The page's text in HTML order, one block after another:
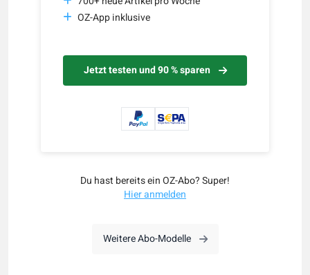
OZ-App inklusive
Jetzt testen und 90 % sparen
Du hast bereits ein OZ-Abo? Super!
Hier anmelden
Weitere Abo-Modelle